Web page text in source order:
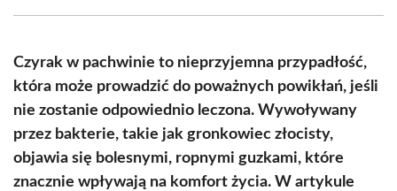
(Twitter)
Czyrak w pachwinie to nieprzyjemna przypadłość,
która może prowadzić do poważnych powikłań, jeśli
nie zostanie odpowiednio leczona. Wywoływany
przez bakterie, takie jak gronkowiec złocisty,
objawia się bolesnymi, ropnymi guzkami, które
znacznie wpływają na komfort życia. W artykule